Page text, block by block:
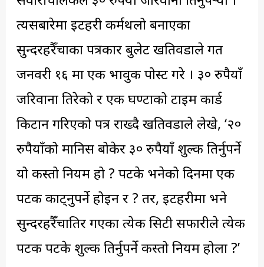
त्यसबारेमा इटहरी कर्मथलो बनाएका
सुन्दरहरैँचाका पत्रकार बुलेट खतिवडाले गत
जनवरी १६ मा एक भावुक पोस्ट गरे । ३० रुपैयाँ
जरिवाना तिरेको र एक घण्टाको टाइम कार्ड
किटान गरिएको पत्र राख्दै खतिवडाले लेखे, ‘२०
रुपैयाँको मानिस बोकेर ३० रुपैयाँ शुल्क तिर्नुपर्ने
यो कस्तो नियम हो ? पटके भनेको दिनमा एक
पटक काट्नुपर्ने होइन र ? तर, इटहरीमा भने
सुन्दरहरैँचातिर गएका प्रत्येक सिटी सफारीले प्रत्येक
पटक पटके शुल्क तिर्नुपर्ने कस्तो नियम होला ?’